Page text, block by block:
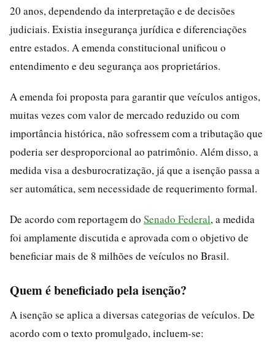
20 anos, dependendo da interpretação e de decisões
judiciais. Existia insegurança jurídica e diferenciações
entre estados. A emenda constitucional unificou o
entendimento e deu segurança aos proprietários.
A emenda foi proposta para garantir que veículos antigos,
muitas vezes com valor de mercado reduzido ou com
importância histórica, não sofressem com a tributação que
poderia ser desproporcional ao patrimônio. Além disso, a
medida visa a desburocratização, já que a isenção passa a
ser automática, sem necessidade de requerimento formal.
De acordo com reportagem do Senado Federal, a medida
foi amplamente discutida e aprovada com o objetivo de
beneficiar mais de 8 milhões de veículos no Brasil.
Quem é beneficiado pela isenção?
A isenção se aplica a diversas categorias de veículos. De
acordo com o texto promulgado, incluem-se: